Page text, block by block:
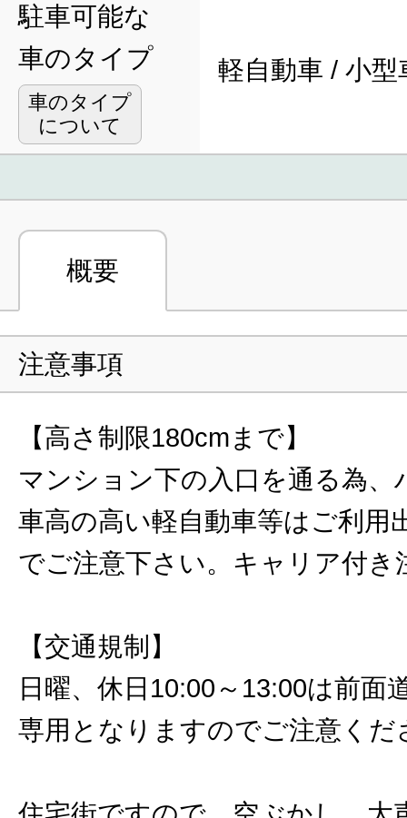
駐車可能な
車のタイプ
車のタイプ
について
軽自動車 / 小型
概要
注意事項
【高さ制限180cmまで】
マンション下の入口を通る為、
車高の高い軽自動車等はご利用
でご注意下さい。キャリア付き
【交通規制】
日曜、休日10:00～13:00は前面
専用となりますのでご注意くだ